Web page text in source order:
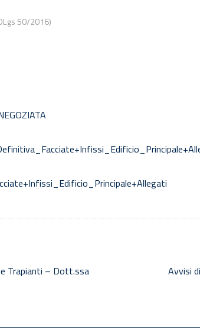
50/2016)
Trapianti – Dott.ssa
Avvisi